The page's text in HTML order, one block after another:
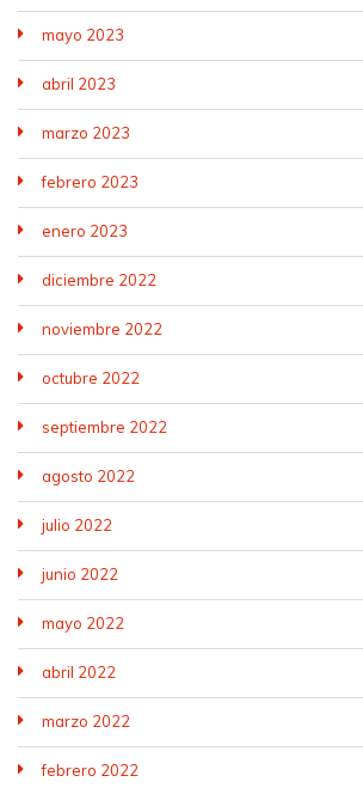
mayo 2023
abril 2023
marzo 2023
febrero 2023
enero 2023
diciembre 2022
noviembre 2022
octubre 2022
septiembre 2022
agosto 2022
julio 2022
junio 2022
mayo 2022
abril 2022
marzo 2022
febrero 2022